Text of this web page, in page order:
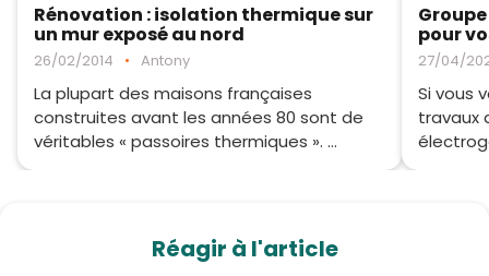
Rénovation : isolation thermique sur
un mur exposé au nord
26/02/2014 • Antony
La plupart des maisons françaises
construites avant les années 80 sont de
véritables « passoires thermiques ». ...
pour
27/04/
Si vous
travaux
Réagir à l'article